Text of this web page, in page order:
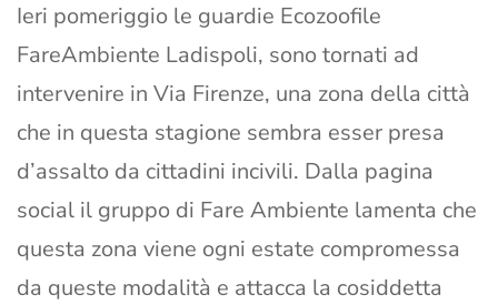
Ieri pomeriggio le guardie Ecozoofile
FareAmbiente Ladispoli, sono tornati ad
intervenire in Via Firenze, una zona della città
che in questa stagione sembra esser presa
d’assalto da cittadini incivili. Dalla pagina
social il gruppo di Fare Ambiente lamenta che
questa zona viene ogni estate compromessa
da queste modalità e attacca la cosiddetta